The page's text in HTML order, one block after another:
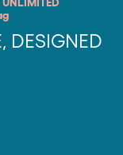
DESIGNED